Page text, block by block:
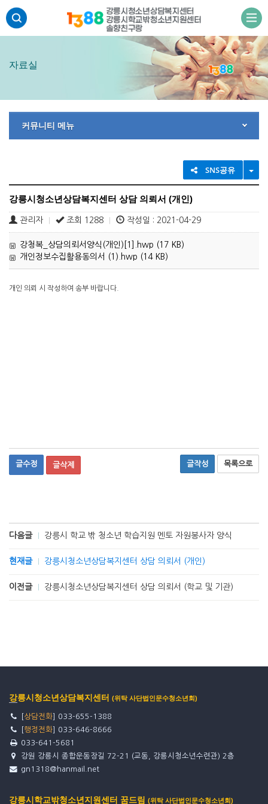
본문 바로가기
주메뉴 바로가기
하단 바로가기
자료실
커뮤니티 메뉴
SNS공유
강릉시청소년상담복지센터 상담 의뢰서 (개인)
관리자 조회 1288 작성일 : 2021-04-29
강청복_상담의뢰서양식(개인)[1].hwp (17 KB)
개인정보수집활용동의서 (1).hwp (14 KB)
개인 의뢰 시 작성하여 송부 바랍니다.
글수정 글삭제 글작성 목록으로
다음글 강릉시 학교 밖 청소년 학습지원 멘토 자원봉사자 양식
현재글 강릉시청소년상담복지센터 상담 의뢰서 (개인)
이전글 강릉시청소년상담복지센터 상담 의뢰서 (학교 및 기관)
강릉시청소년상담복지센터 (위탁 사단법인문수청소년회)
[상담전화] 033-655-1388
[행정전화] 033-646-8666
033-641-5681
강원 강릉시 종합운동장길 72-21 (교동, 강릉시청소년수련관) 2층
gn1318@hanmail.net
강릉시학교밖청소년지원센터 꿈드림 (위탁 사단법인문수청소년회)